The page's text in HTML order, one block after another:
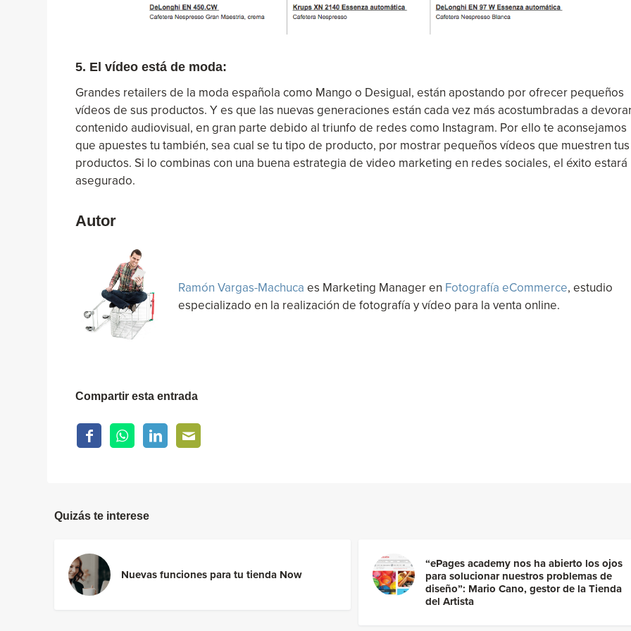
5. El vídeo está de moda:
Grandes retailers de la moda española como Mango o Desigual, están apostando por ofrecer pequeños
vídeos de sus productos. Y es que las nuevas generaciones están cada vez más acostumbradas a
contenido audiovisual, en gran parte debido al triunfo de redes como Instagram. Por ello te aconsejamos
que apuestes tu también, sea cual se tu tipo de producto, por mostrar pequeños vídeos que muestren tus
productos. Si lo combinas con una buena estrategia de video marketing en redes sociales, el éxito estará
asegurado.
Autor
Ramón Vargas-Machuca es Marketing Manager en Fotografía eCommerce, estudio
especializado en la realización de fotografía y vídeo para la venta online.
Compartir esta entrada
Quizás te interese
Nuevas funciones para tu tienda Now
“ePages academy nos ha abierto los ojos
para solucionar nuestros problemas de
diseño”: Mario Cano, gestor de la Tienda
del Artista